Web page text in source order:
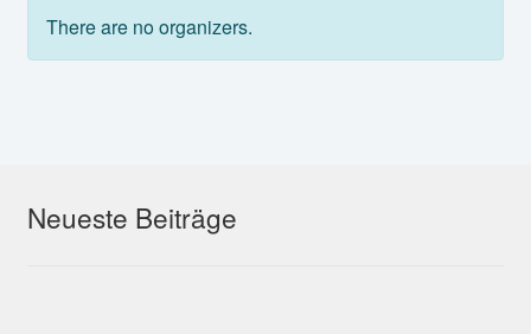
Abteilungen
Service
There are no organizers.
Neueste Beiträge